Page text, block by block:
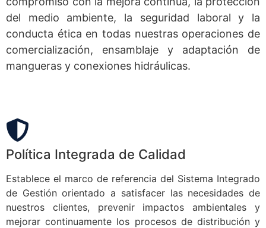
del medio ambiente, la seguridad laboral y la
conducta ética en todas nuestras operaciones de
comercialización, ensamblaje y adaptación de
mangueras y conexiones hidráulicas.
Política Integrada de Calidad
Establece el marco de referencia del Sistema Integrado
de Gestión orientado a satisfacer las necesidades de
nuestros clientes, prevenir impactos ambientales y
mejorar continuamente los procesos de distribución y